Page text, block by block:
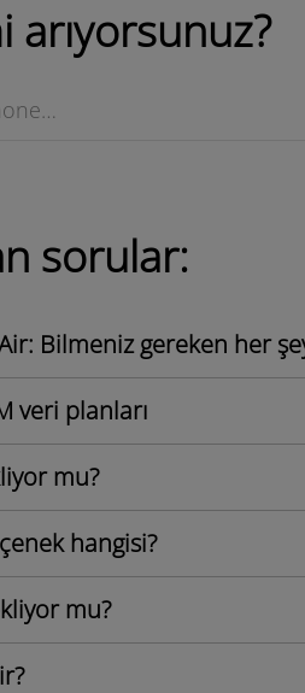
arıyorsunuz?
sorular:
Bilmeniz gereken her
veri planları
mu?
hangisi?
mu?